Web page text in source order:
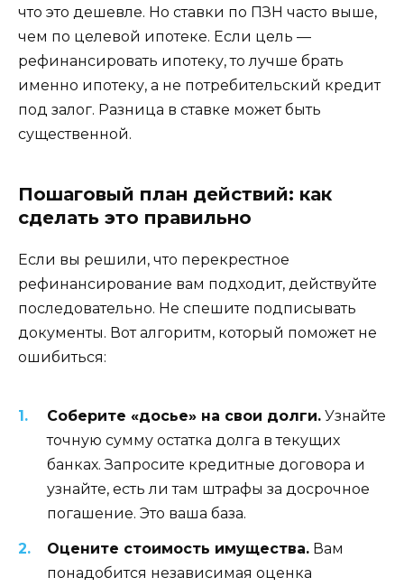
что это дешевле. Но ставки по ПЗН часто выше,
чем по целевой ипотеке. Если цель —
рефинансировать ипотеку, то лучше брать
именно ипотеку, а не потребительский кредит
под залог. Разница в ставке может быть
существенной.
Пошаговый план действий: как
сделать это правильно
Если вы решили, что перекрестное
рефинансирование вам подходит, действуйте
последовательно. Не спешите подписывать
документы. Вот алгоритм, который поможет не
ошибиться:
Соберите «досье» на свои долги. Узнайте
точную сумму остатка долга в текущих
банках. Запросите кредитные договора и
узнайте, есть ли там штрафы за досрочное
погашение. Это ваша база.
Оцените стоимость имущества. Вам
понадобится независимая оценка